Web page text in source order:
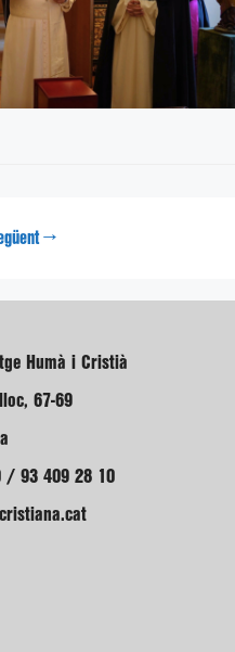
→
Humà i Cristià
67-69
/ 93 409 28 10